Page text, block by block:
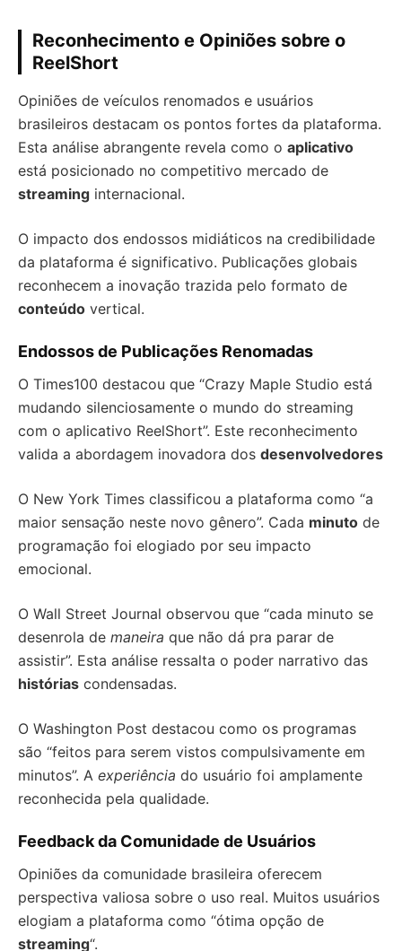
Reconhecimento e Opiniões sobre o
ReelShort
Opiniões de veículos renomados e usuários
brasileiros destacam os pontos fortes da plataforma.
Esta análise abrangente revela como o aplicativo
está posicionado no competitivo mercado de
streaming internacional.
O impacto dos endossos midiáticos na credibilidade
da plataforma é significativo. Publicações globais
reconhecem a inovação trazida pelo formato de
conteúdo vertical.
Endossos de Publicações Renomadas
O Times100 destacou que “Crazy Maple Studio está
mudando silenciosamente o mundo do streaming
com o aplicativo ReelShort”. Este reconhecimento
valida a abordagem inovadora dos desenvolvedores
O New York Times classificou a plataforma como “a
maior sensação neste novo gênero”. Cada minuto de
programação foi elogiado por seu impacto
emocional.
O Wall Street Journal observou que “cada minuto se
desenrola de maneira que não dá pra parar de
assistir”. Esta análise ressalta o poder narrativo das
histórias condensadas.
O Washington Post destacou como os programas
são “feitos para serem vistos compulsivamente em
minutos”. A experiência do usuário foi amplamente
reconhecida pela qualidade.
Feedback da Comunidade de Usuários
Opiniões da comunidade brasileira oferecem
perspectiva valiosa sobre o uso real. Muitos usuários
elogiam a plataforma como “ótima opção de
streaming“.